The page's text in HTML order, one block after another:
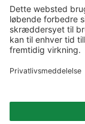
1.000 vinavlere –